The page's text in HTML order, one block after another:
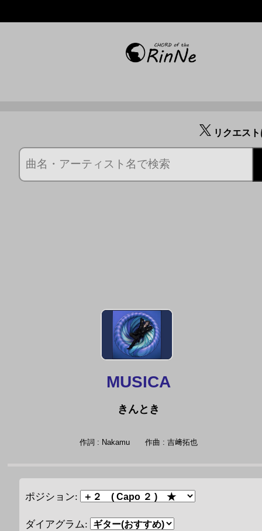
リクエス
MUSICA
きんとき
作詞 : Nakamu 作曲 : 吉﨑拓也
ポジション:
ダイアグラム: